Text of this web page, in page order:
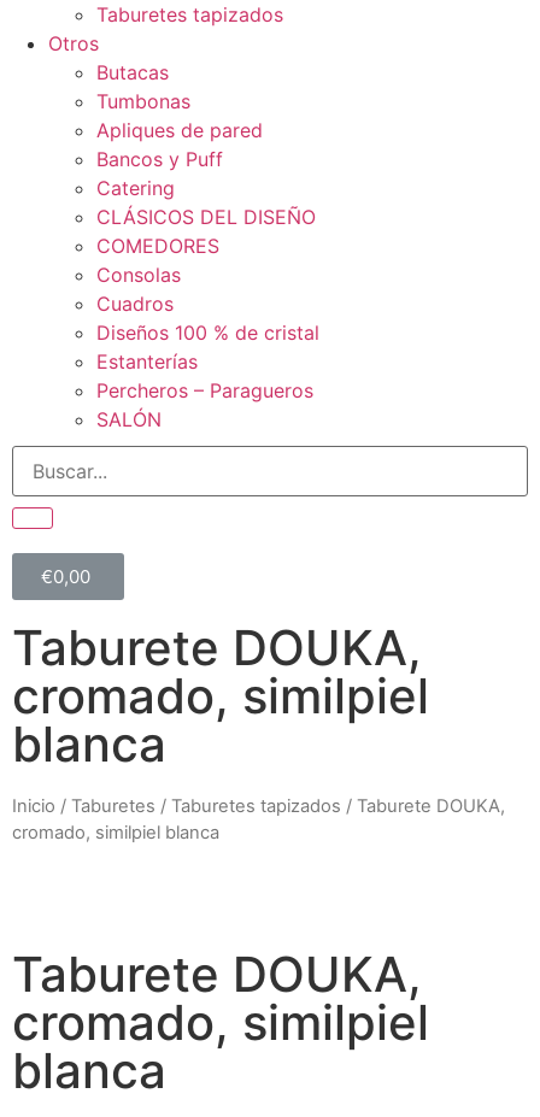
Taburetes tapizados
Otros
Butacas
Tumbonas
Apliques de pared
Bancos y Puff
Catering
CLÁSICOS DEL DISEÑO
COMEDORES
Consolas
Cuadros
Diseños 100 % de cristal
Estanterías
Percheros – Paragueros
SALÓN
€0,00
Taburete DOUKA,
cromado, similpiel
blanca
Inicio / Taburetes / Taburetes tapizados / Taburete DOUKA,
cromado, similpiel blanca
Taburete DOUKA,
cromado, similpiel
blanca